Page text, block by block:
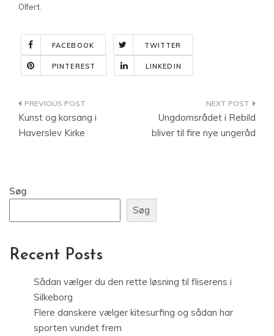
Olfert.
FACEBOOK TWITTER
PINTEREST LINKEDIN
Indlægsnavigation
Kunst og korsang i
Haverslev Kirke
Ungdomsrådet i Rebild
bliver til fire nye ungeråd
Søg
Søg
Recent Posts
Sådan vælger du den rette løsning til fliserens i
Silkeborg
Flere danskere vælger kitesurfing og sådan har
sporten vundet frem